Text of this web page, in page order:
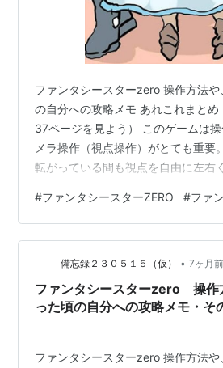
ファンタシースターzero 操作方法や
の自分への攻略メモ あれこれまとめ
37ページを見よう） このゲームは
メラ操作（視点操作）がとても重要
転がっている間も視点を自由に左右
から迫るほかの敵を見ることもでき
を回して他の敵に気を配り、敵が複
ら対応すれば被弾がかなり減ります
インターバルがあり、方向転換にも
ようになっているので、ロックオン
しながら敵を画面の真ん中に据え回
#ファンタシースターZERO #ファ
備忘録２３０５１５（仮） • 7ヶ月前
ファンタシースターzero 操作
った頃の自分への攻略メモ・そ
ファンタシースターzero 操作方法や